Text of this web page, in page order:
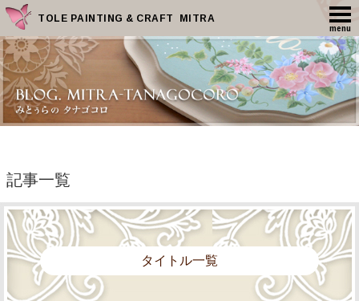
TOLE PAINTING & CRAFT MITRA
menu
記事一覧
タイトル一覧